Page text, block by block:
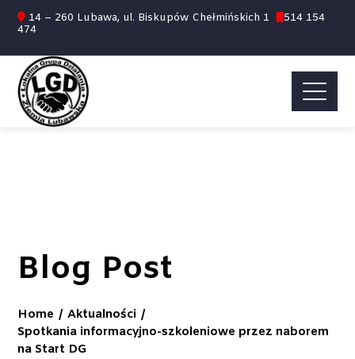
14 – 260 Lubawa, ul. Biskupów Chełmińskich 1
514 154
474
Blog Post
Home
Aktualności
Spotkania informacyjno-szkoleniowe przez naborem
na Start DG